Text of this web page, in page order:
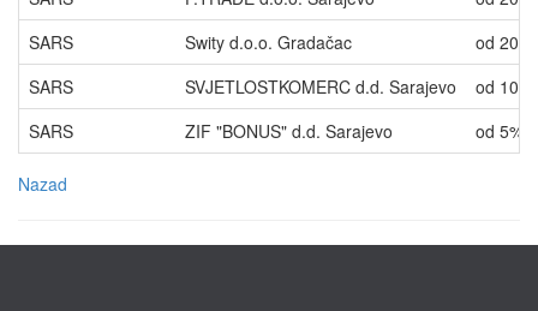
SARS
Swity d.o.o. Gradačac
od
SARS
SVJETLOSTKOMERC d.d. Sarajevo
od
SARS
ZIF "BONUS" d.d. Sarajevo od 5%
Nazad